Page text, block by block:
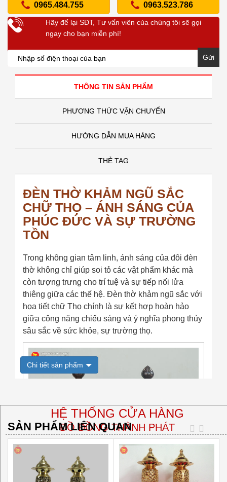
0965.484.755 0963.523.786
Hãy để lại SĐT, Tư vấn viên của chúng tôi sẽ gọi
ngay cho bạn miễn phí!
Gửi
THÔNG TIN SẢN PHẨM
PHƯƠNG THỨC VẬN CHUYỂN
HƯỚNG DẪN MUA HÀNG
THẺ TAG
ĐÈN THỜ KHẢM NGŨ SẮC
CHỮ THỌ – ÁNH SÁNG CỦA
PHÚC ĐỨC VÀ SỰ TRƯỜNG
TỒN
Trong không gian tâm linh, ánh sáng của đôi đèn
thờ không chỉ giúp soi tỏ các vật phẩm khác mà
còn tượng trưng cho trí tuệ và sự tiếp nối lửa
thiêng giữa các thế hệ. Đèn thờ khảm ngũ sắc với
họa tiết chữ Thọ chính là sự kết hợp hoàn hảo
giữa công năng chiếu sáng và ý nghĩa phong thủy
sâu sắc về sức khỏe, sự trường thọ.
Chi tiết sản phẩm
HỆ THỐNG CỬA HÀNG
ĐỒ ĐỒNG THÀNH PHÁT
🏠Trụ sở chính:
☑ Thôn Lộng Thượng, xã Đại Đồng, huyện Văn Lâm, tỉnh
Hưng Yên
Văn phòng Hà Nội:
SẢN PHẨM LIÊN QUAN